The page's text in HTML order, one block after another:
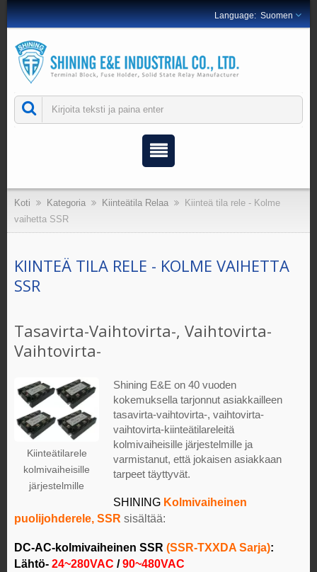
Suomen
Koti Kategoria Kiinteätila Relaa
Kiinteä tila rele - Kolme
vaihetta SSR
KIINTEÄ TILA RELE - KOLME VAIHETTA
SSR
Tasavirta-Vaihtovirta-, Vaihtovirta-
Vaihtovirta-
Kiinteätilarele
kolmivaiheisille
järjestelmille
Shining E&E on 40 vuoden
kokemuksella tarjonnut asiakkailleen
tasavirta-vaihtovirta-, vaihtovirta-
vaihtovirta-kiinteätilareleitä
kolmivaiheisille järjestelmille ja
varmistanut, että jokaisen asiakkaan
tarpeet täyttyvät.
SHINING Kolmivaiheinen
puolijohderele, SSR sisältää:
DC-AC-kolmivaiheinen SSR (SSR-TXXDA Sarja):
Lähtö- 24~280VAC /90~480VAC